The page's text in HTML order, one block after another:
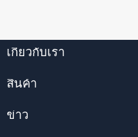
เกี่ยวกับเรา
สินค้า
ข่าว